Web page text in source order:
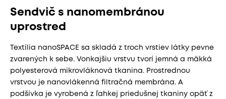
Sendvič s nanomembránou
uprostred
Textília nanoSPACE sa skladá z troch vrstiev látky pevne
zvarených k sebe. Vonkajšiu vrstvu tvorí jemná a mäkká
polyesterová mikrovláknová tkanina. Prostrednou
vrstvou je nanovlákenná filtračná membrána. A
podšívka je vyrobená z ľahkej priedušnej tkaniny opäť z